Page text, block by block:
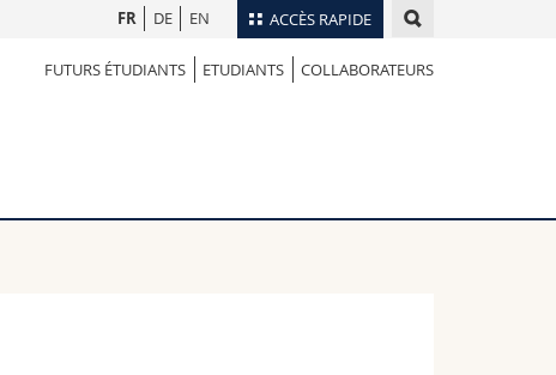
ACCÈS RAPIDE
Annuaire du personnel
Programme des cours
FR DE EN
FUTURS ÉTUDIANTS ETUDIANTS COLLABORATEURS